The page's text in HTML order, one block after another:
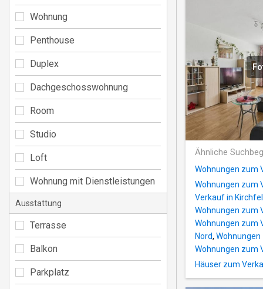
Ähnliche
Wohnungen zum
Wohnungen zum
Verkauf in
Wohnungen zum
Wohnungen zum
Nord, Wohnungen
Wohnungen zum
Häuser zum
Wohnung
Penthouse
Duplex
Dachgeschosswohnung
Room
Studio
Loft
Wohnung mit Dienstleistungen
Ausstattung
Terrasse
Balkon
Parkplatz